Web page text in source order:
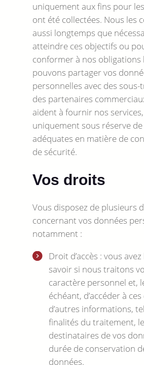
uniquement aux fins pour
ont été collectées. Nous les
aussi longtemps que
atteindre ces objectifs ou
conformer à nos obligations
pouvons partager vos
personnelles avec des
des partenaires
aident à fournir nos
uniquement sous réserve
adéquates en matière de
de sécurité.
Vos droits
Vous disposez de plusieurs
concernant vos données
notamment :
Droit d’accès : vous
savoir si nous traitons
caractère personnel et,
échéant, d’accéder à
d’autres informations,
finalités du traitement,
destinataires de vos
durée de conservation
données.